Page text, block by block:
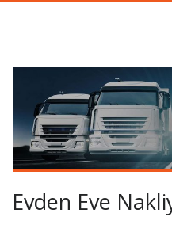
Evden Eve